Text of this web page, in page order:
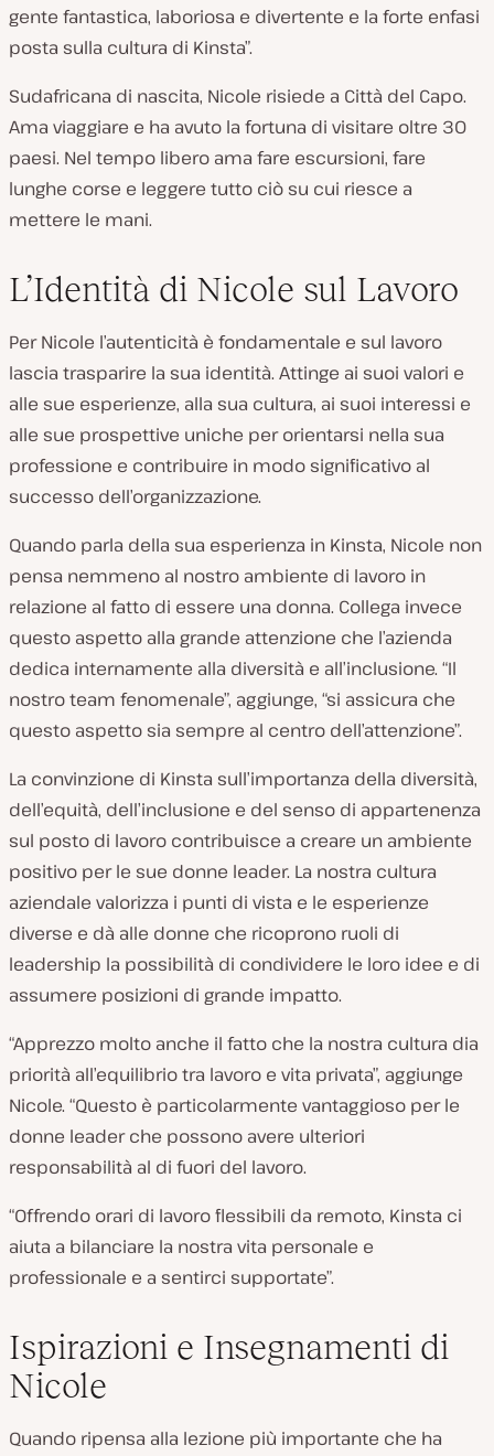
gente fantastica, laboriosa e divertente e la forte enfasi
posta sulla cultura di Kinsta”.
Sudafricana di nascita, Nicole risiede a Città del Capo.
Ama viaggiare e ha avuto la fortuna di visitare oltre 30
paesi. Nel tempo libero ama fare escursioni, fare
lunghe corse e leggere tutto ciò su cui riesce a
mettere le mani.
L’Identità di Nicole sul Lavoro
Per Nicole l’autenticità è fondamentale e sul lavoro
lascia trasparire la sua identità. Attinge ai suoi valori e
alle sue esperienze, alla sua cultura, ai suoi interessi e
alle sue prospettive uniche per orientarsi nella sua
professione e contribuire in modo significativo al
successo dell’organizzazione.
Quando parla della sua esperienza in Kinsta, Nicole non
pensa nemmeno al nostro ambiente di lavoro in
relazione al fatto di essere una donna. Collega invece
questo aspetto alla grande attenzione che l’azienda
dedica internamente alla diversità e all’inclusione. “Il
nostro team fenomenale”, aggiunge, “si assicura che
questo aspetto sia sempre al centro dell’attenzione”.
La convinzione di Kinsta sull’importanza della diversità,
dell’equità, dell’inclusione e del senso di appartenenza
sul posto di lavoro contribuisce a creare un ambiente
positivo per le sue donne leader. La nostra cultura
aziendale valorizza i punti di vista e le esperienze
diverse e dà alle donne che ricoprono ruoli di
leadership la possibilità di condividere le loro idee e di
assumere posizioni di grande impatto.
“Apprezzo molto anche il fatto che la nostra cultura dia
priorità all’equilibrio tra lavoro e vita privata”, aggiunge
Nicole. “Questo è particolarmente vantaggioso per le
donne leader che possono avere ulteriori
responsabilità al di fuori del lavoro.
“Offrendo orari di lavoro flessibili da remoto, Kinsta ci
aiuta a bilanciare la nostra vita personale e
professionale e a sentirci supportate”.
Ispirazioni e Insegnamenti di
Nicole
Quando ripensa alla lezione più importante che ha